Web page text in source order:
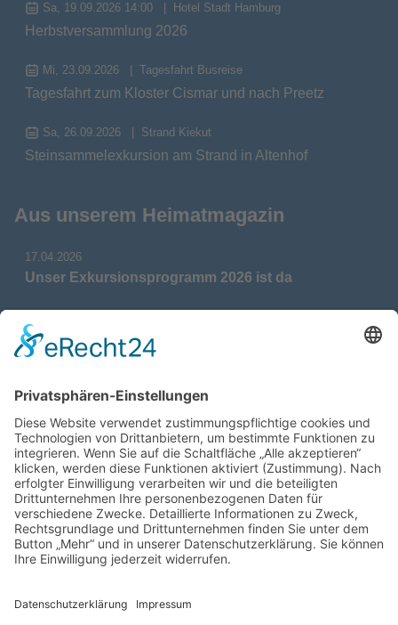
Sa, 19.09.2026 14:00 Hotel Stadt Hamburg
Herbstversammlung 2026
Mi, 23.09.2026 Tagesfahrt Busreise
Tagesfahrt zum Kloster Cismar und nach Preetz
Sa, 26.09.2026 Strand Kiekut
Steinsammelexkursion am Strand in Altenhof
Aus unserem Heimatmagazin
17.04.2026
Unser Exkursionsprogramm 2026 ist da
17.04.2026
Verdienstmedaille für Telse Stoy
Das war: Munition im Meer
17.04.2026
Fahrtenprogramm 2026 ist fertig
12.10.2025
Darstellung verschiedener Orte innerhalb des
Gebiets der Heimatgemeinschaft Eckernförde